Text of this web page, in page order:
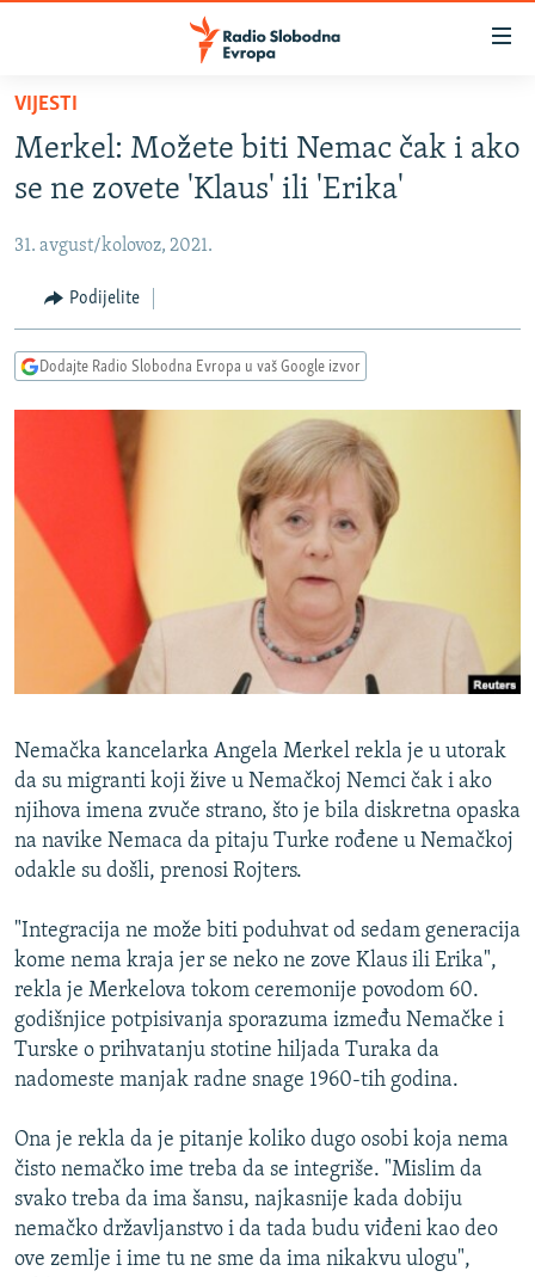
Pređite
glavni
sadržaj
na
navigaciju
Pređite
na
VIJESTI
BOSNA I HERCEGOVINA
KOSOVO
CRNA GORA
VIDEO
FOTOGALERIJE
INFOGRAFIKE
PODCASTI
RAT U UKRAJINI
KINA NA BALKANU
RSE PRIČE IZ SVIJETA
ISPRIČAJ MI
DNEVNO@RSE
SPECIJALI RSE
VIŠE OD NASLOVA
POPLAVE I KLIZIŠTA U BIH 2024.
TV LIBERTY
POST SCRIPTUM
TRI DECENIJE OD RATA U BIH
SVE KARTE DEJTONA
NASTANAK I RASPAD JUGOSLAVIJE
Sve RFE/RL stranice
VIJESTI
Merkel: Možete biti Nemac čak i ako
se ne zovete 'Klaus' ili 'Erika'
31. avgust/kolovoz, 2021.
Podijelite
Dodajte Radio Slobodna Evropa u vaš Google izvor
Nemačka kancelarka Angela Merkel rekla je u utorak
da su migranti koji žive u Nemačkoj Nemci čak i ako
njihova imena zvuče strano, što je bila diskretna opaska
na navike Nemaca da pitaju Turke rođene u Nemačkoj
odakle su došli, prenosi Rojters.
"Integracija ne može biti poduhvat od sedam generacija
kome nema kraja jer se neko ne zove Klaus ili Erika",
rekla je Merkelova tokom ceremonije povodom 60.
godišnjice potpisivanja sporazuma između Nemačke i
Turske o prihvatanju stotine hiljada Turaka da
nadomeste manjak radne snage 1960-tih godina.
Ona je rekla da je pitanje koliko dugo osobi koja nema
čisto nemačko ime treba da se integriše. "Mislim da
svako treba da ima šansu, najkasnije kada dobiju
nemačko državljanstvo i da tada budu viđeni kao deo
ove zemlje i ime tu ne sme da ima nikakvu ulogu",